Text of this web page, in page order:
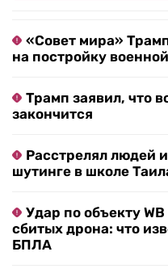
«Совет мира»
на постройку
Трамп заявил, что
закончится
Расстрелял людей
шутинге в школе
Удар по объекту
сбитых дрона: что
БПЛА